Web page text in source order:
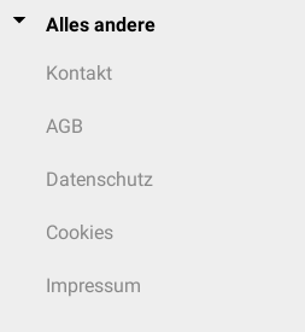
Alles andere
Kontakt
AGB
Datenschutz
Cookies
Impressum